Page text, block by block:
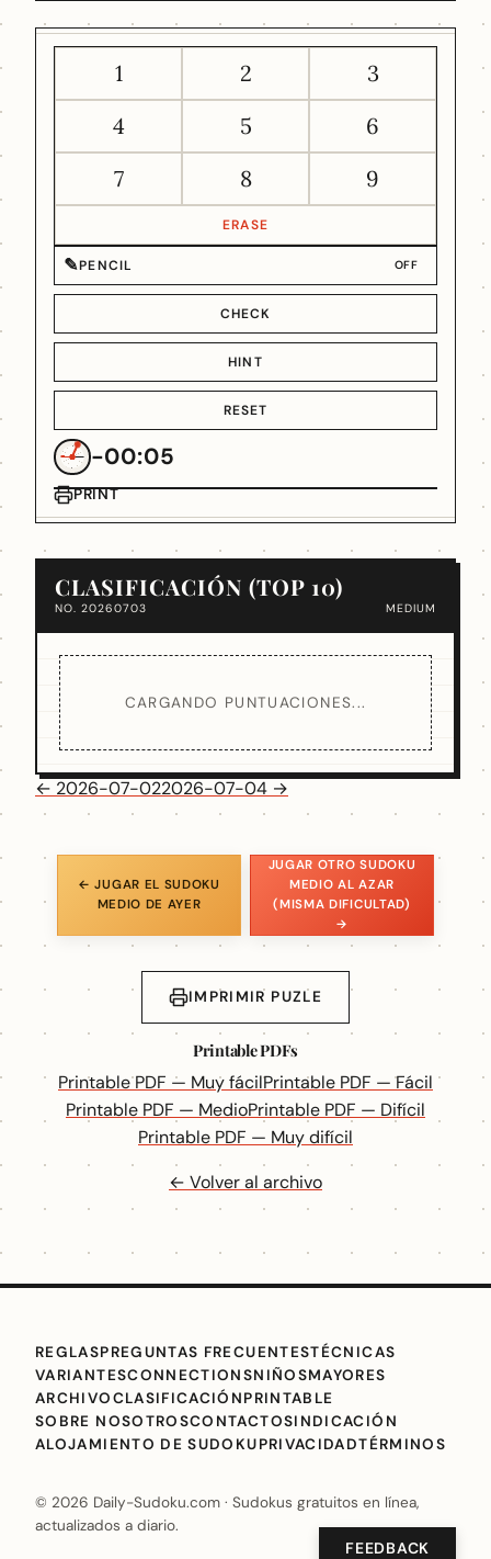
1 2
3
4
5
6
7
8 9
ERASE
✎PENCIL OFF
CHECK
HINT
RESET
-00:05
PRINT
CLASIFICACIÓN (TOP 10)
NO. 20260703 MEDIUM
CARGANDO PUNTUACIONES...
← 2026-07-022026-07-04 →
← JUGAR EL SUDOKU
MEDIO DE AYER
JUGAR OTRO SUDOKU
MEDIO AL AZAR
(MISMA DIFICULTAD)
→
IMPRIMIR PUZLE
Printable PDFs
Printable PDF — Muy fácilPrintable PDF — Fácil
Printable PDF — MedioPrintable PDF — Difícil
Printable PDF — Muy difícil
← Volver al archivo
REGLASPREGUNTAS FRECUENTESTÉCNICAS
VARIANTESCONNECTIONSNIÑOSMAYORES
ARCHIVOCLASIFICACIÓNPRINTABLE
SOBRE NOSOTROSCONTACTOSINDICACIÓN
ALOJAMIENTO DE SUDOKUPRIVACIDADTÉRMINOS
© 2026 Daily-Sudoku.com · Sudokus gratuitos en línea,
actualizados a diario.
FEEDBACK